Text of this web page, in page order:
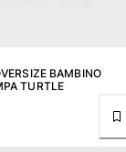
BAMBINO
TURTLE